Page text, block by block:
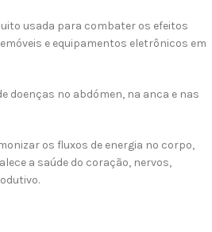
usada para combater os efeitos
e equipamentos eletrônicos em
doenças no abdómen, na anca e nas
os fluxos de energia no corpo,
a saúde do coração, nervos,